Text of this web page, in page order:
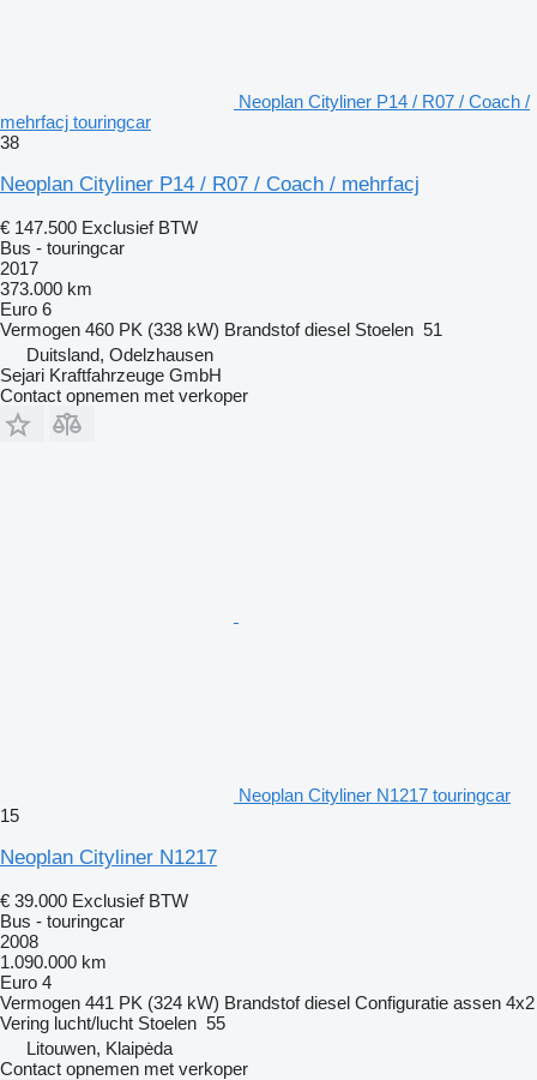
Neoplan Cityliner P14 / R07 / Coach /
mehrfacj touringcar
38
Neoplan Cityliner P14 / R07 / Coach / mehrfacj
€ 147.500 Exclusief BTW
Bus - touringcar
2017
373.000 km
Euro 6
Vermogen 460 PK (338 kW) Brandstof diesel Stoelen 51
Duitsland, Odelzhausen
Sejari Kraftfahrzeuge GmbH
Contact opnemen met verkoper
Neoplan Cityliner N1217 touringcar
15
Neoplan Cityliner N1217
€ 39.000 Exclusief BTW
Bus - touringcar
2008
1.090.000 km
Euro 4
Vermogen 441 PK (324 kW) Brandstof diesel Configuratie assen 4x2
Vering lucht/lucht Stoelen 55
Litouwen, Klaipėda
Contact opnemen met verkoper